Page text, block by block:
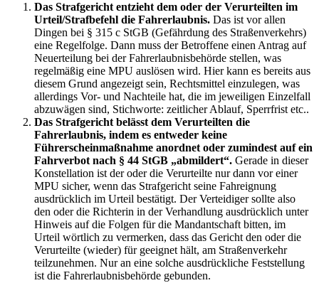
Das Strafgericht entzieht dem oder der Verurteilten im
Urteil/Strafbefehl die Fahrerlaubnis. Das ist vor allen
Dingen bei § 315 c StGB (Gefährdung des Straßenverkehrs)
eine Regelfolge. Dann muss der Betroffene einen Antrag auf
Neuerteilung bei der Fahrerlaubnisbehörde stellen, was
regelmäßig eine MPU auslösen wird. Hier kann es bereits aus
diesem Grund angezeigt sein, Rechtsmittel einzulegen, was
allerdings Vor- und Nachteile hat, die im jeweiligen Einzelfall
abzuwägen sind, Stichworte: zeitlicher Ablauf, Sperrfrist etc..
Das Strafgericht belässt dem Verurteilten die
Fahrerlaubnis, indem es entweder keine
Führerscheinmaßnahme anordnet oder zumindest auf ein
Fahrverbot nach § 44 StGB „abmildert“. Gerade in dieser
Konstellation ist der oder die Verurteilte nur dann vor einer
MPU sicher, wenn das Strafgericht seine Fahreignung
ausdrücklich im Urteil bestätigt. Der Verteidiger sollte also
den oder die Richterin in der Verhandlung ausdrücklich unter
Hinweis auf die Folgen für die Mandantschaft bitten, im
Urteil wörtlich zu vermerken, dass das Gericht den oder die
Verurteilte (wieder) für geeignet hält, am Straßenverkehr
teilzunehmen. Nur an eine solche ausdrückliche Feststellung
ist die Fahrerlaubnisbehörde gebunden.